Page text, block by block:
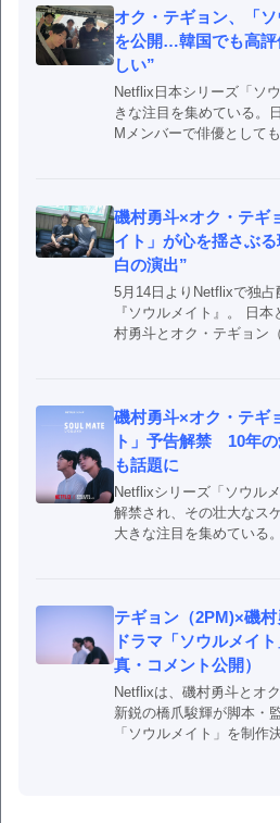
オク・テギョン、「
を公開…韓国でも高評
しい”
Netflix日本シリーズ「ソ
きな注目を集めている。
Mメンバーで俳優としても
磯村勇斗×オク・テギ
イト」が心を揺さぶ
白の演出”
5月14日よりNetflixで独
『ソウルメイト』。 日
村勇斗とオク・テギョン（
磯村勇斗×オク・テギ
ト」予告解禁 10年
も話題に
Netflixシリーズ「ソウル
解禁され、その壮大なス
大きな注目を集めている。
テギョン（2PM)×磯
ドラマ「ソウルメイ
真・コメント公開）
Netflixは、磯村勇斗とオ
新鋭の橋爪駿輝が脚本・
「ソウルメイト」を制作